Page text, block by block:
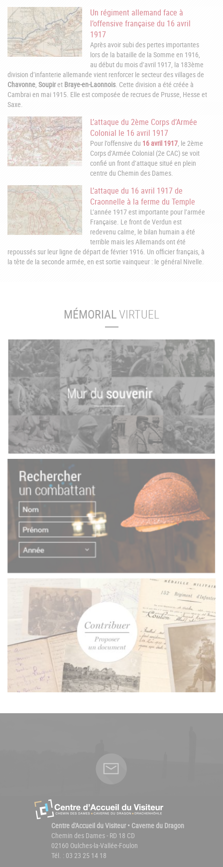
Un régiment allemand face à
l’offensive française du 16 avril
1917
Après avoir subi des pertes importantes
lors de la bataille de la Somme en 1916,
au début du mois d’avril 1917, la 183ème
division d’infanterie allemande vient renforcer le secteur des villages de
Chavonne Soupiret Braye-en-Laonnois . Cette division a été créée à
Cambrai en mai 1915. Elle est composée de recrues de Prusse, Hesse et
Saxe.
L’attaque du 2ème Corps d’Armée
Colonial le 16 avril 1917
Pour l’offensive du 16 avril 1917, le 2ème
Corps d’Armée Colonial (2e CAC) se voit
confié un front d’attaque situé en plein
centre du Chemin des Dames.
L’attaque du 16 avril 1917 de
Craonnelle à la ferme du Temple
L’année 1917 est importante pour l’armée
Française. Le front de Verdun est
redevenu calme, le bilan humain a été
terrible mais les Allemands ont été
repoussés sur leur ligne de départ de février 1916. Un officier français, à
la tête de la seconde armée, en est sortie vainqueur : le général Nivelle.
MÉMORIALVIRTUEL
Centre d'Accueil du Visiteur • Caverne du Dragon
Chemin des Dames - RD 18 CD
02160 Oulches-la-Vallée-Foulon
Tél. : 03 23 25 14 18